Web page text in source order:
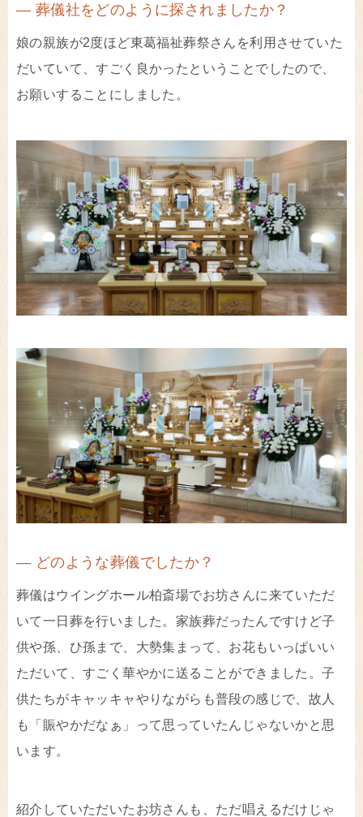
― 葬儀社をどのように探されましたか？
娘の親族が2度ほど東葛福祉葬祭さんを利用させていた
だいていて、すごく良かったということでしたので、
お願いすることにしました。
― どのような葬儀でしたか？
葬儀はウイングホール柏斎場でお坊さんに来ていただ
いて一日葬を行いました。家族葬だったんですけど子
供や孫、ひ孫まで、大勢集まって、お花もいっぱいい
ただいて、すごく華やかに送ることができました。子
供たちがキャッキャやりながらも普段の感じで、故人
も「賑やかだなぁ」って思っていたんじゃないかと思
います。
紹介していただいたお坊さんも、ただ唱えるだけじゃ